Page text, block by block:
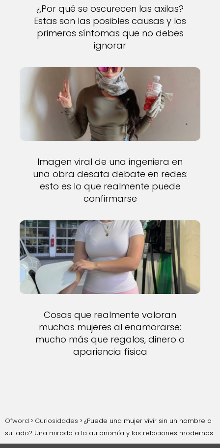
¿Por qué se oscurecen las axilas?
Estas son las posibles causas y los
primeros síntomas que no debes
ignorar
Imagen viral de una ingeniera en
una obra desata debate en redes:
esto es lo que realmente puede
confirmarse
Cosas que realmente valoran
muchas mujeres al enamorarse:
mucho más que regalos, dinero o
apariencia física
Ofword Curiosidades
¿Puede una mujer vivir sin un hombre a
su lado? Una mirada a la autonomía y las relaciones modernas